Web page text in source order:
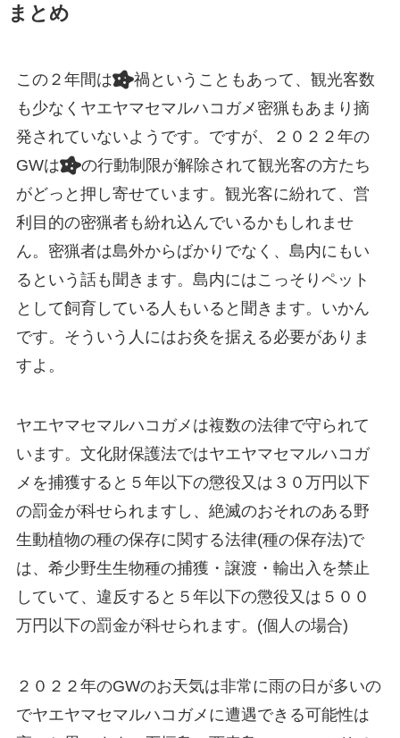
まとめ
この２年間は
禍ということもあって、観光客数
も少なくヤエヤマセマルハコガメ密猟もあまり摘
発されていないようです。ですが、２０２２年の
GWは
の行動制限が解除されて観光客の方たち
がどっと押し寄せています。観光客に紛れて、営
利目的の密猟者も紛れ込んでいるかもしれませ
ん。密猟者は島外からばかりでなく、島内にもい
るという話も聞きます。島内にはこっそりペット
として飼育している人もいると聞きます。いかん
です。そういう人にはお灸を据える必要がありま
すよ。
ヤエヤマセマルハコガメは複数の法律で守られて
います。文化財保護法ではヤエヤマセマルハコガ
メを捕獲すると５年以下の懲役又は３０万円以下
の罰金が科せられますし、絶滅のおそれのある野
生動植物の種の保存に関する法律(種の保存法)で
は、希少野生生物種の捕獲・譲渡・輸出入を禁止
していて、違反すると５年以下の懲役又は５００
万円以下の罰金が科せられます。(個人の場合)
２０２２年のGWのお天気は非常に雨の日が多いの
でヤエヤマセマルハコガメに遭遇できる可能性は